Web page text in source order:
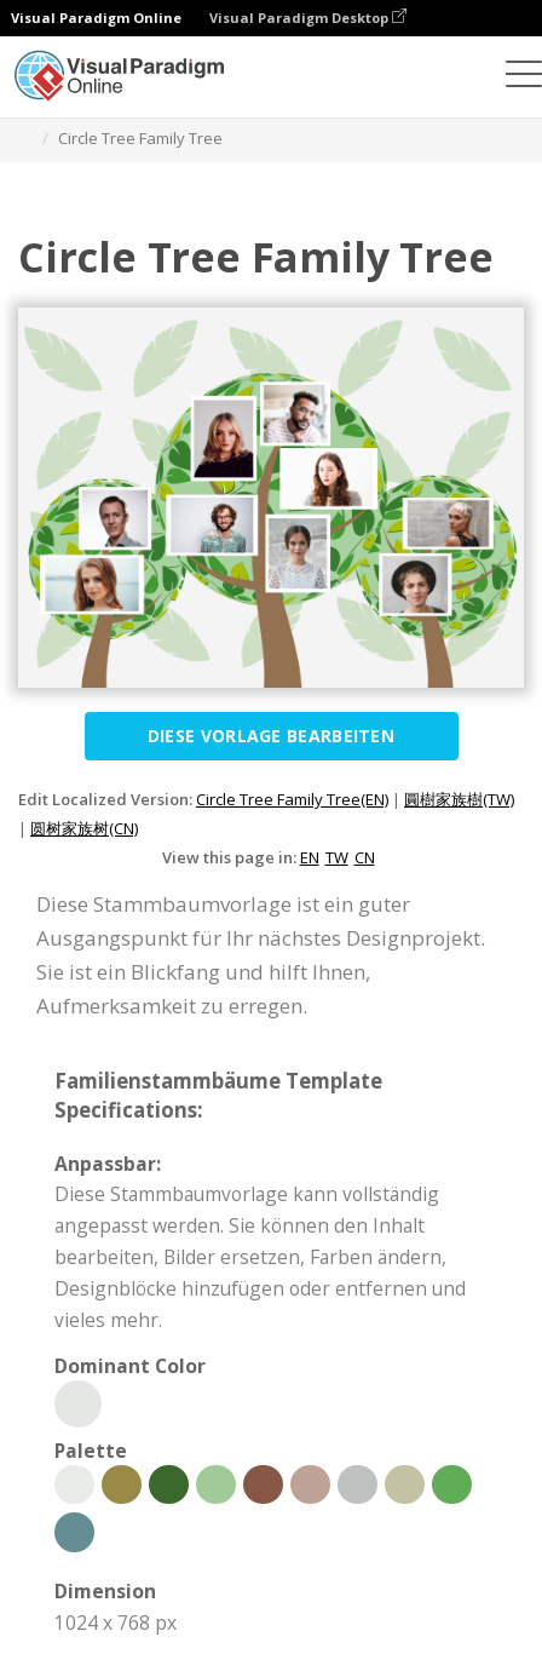
Visual Paradigm Online Visual Paradigm Desktop
Circle Tree Family Tree
Circle Tree Family Tree
DIESE VORLAGE BEARBEITEN
Edit Localized Version:Circle Tree Family Tree(EN) | 圓樹家族樹(TW)
| 圆树家族树(CN)
View this page in:EN TW CN
Diese Stammbaumvorlage ist ein guter
Ausgangspunkt für Ihr nächstes Designprojekt.
Sie ist ein Blickfang und hilft Ihnen,
Aufmerksamkeit zu erregen.
Familienstammbäume Template
Specifications:
Anpassbar:
Diese Stammbaumvorlage kann vollständig
angepasst werden. Sie können den Inhalt
bearbeiten, Bilder ersetzen, Farben ändern,
Designblöcke hinzufügen oder entfernen und
vieles mehr.
Dominant Color
Palette
Dimension
1024 x 768 px